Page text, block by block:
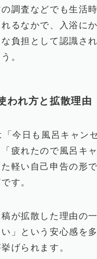
調査などでも生活
るなかで、入浴に
負担として認識さ
。
われ方と拡散理由
今日も風呂キャン
疲れたので風呂キ
軽い自己申告の形
す。
が拡散した理由の
」という安心感を
げられます。